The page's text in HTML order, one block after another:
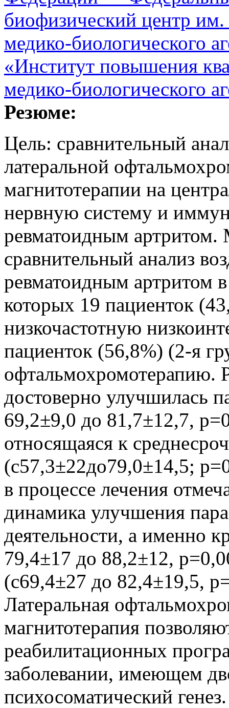
биофизический центр
медико-биологического
«Институт повышения
медико-биологического
Резюме:
Цель: сравнительный
латеральной
магнитотерапии на
нервную систему и
ревматоидным артритом.
сравнительный анализ
ревматоидным артритом в
которых 19 пациенток
низкочастотную
пациенток (56,8%) (2-я
офтальмохромотерапию.
достоверно улучшилась
69,2±9,0 до 81,7±12,7,
относящаяся к
(с57,3±22до79,0±14,5;
в процессе лечения
динамика улучшения
деятельности, а именно
79,4±17 до 88,2±12,
(с69,4±27 до 82,4±19,5,
Латеральная
магнитотерапия
реабилитационных
заболевании, имеющем
психосоматический генез.